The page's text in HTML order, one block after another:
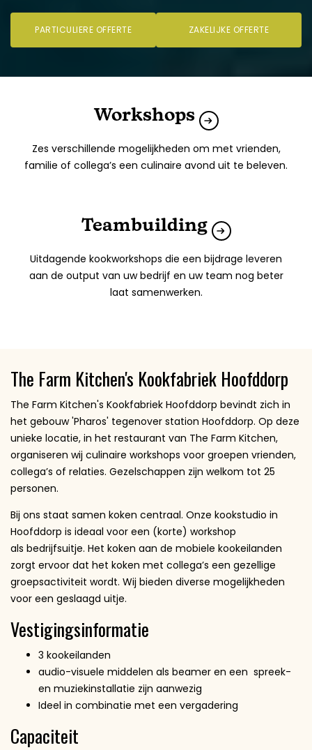
PARTICULIERE OFFERTE ZAKELIJKE OFFERTE
Workshops
Zes verschillende mogelijkheden om met vrienden,
familie of collega’s een culinaire avond uit te beleven.
Teambuilding
Uitdagende kookworkshops die een bijdrage leveren
aan de output van uw bedrijf en uw team nog beter
laat samenwerken.
The Farm Kitchen's Kookfabriek Hoofddorp
The Farm Kitchen's Kookfabriek Hoofddorp bevindt zich in
het gebouw 'Pharos' tegenover station Hoofddorp. Op deze
unieke locatie, in het restaurant van The Farm Kitchen,
organiseren wij culinaire workshops voor groepen vrienden,
collega’s of relaties. Gezelschappen zijn welkom tot 25
personen.
Bij ons staat samen koken centraal. Onze kookstudio in
Hoofddorp is ideaal voor een (korte) workshop
als bedrijfsuitje. Het koken aan de mobiele kookeilanden
zorgt ervoor dat het koken met collega’s een gezellige
groepsactiviteit wordt. Wij bieden diverse mogelijkheden
voor een geslaagd uitje.
Vestigingsinformatie
3 kookeilanden
audio-visuele middelen als beamer en een spreek-
en muziekinstallatie zijn aanwezig
Ideel in combinatie met een vergadering
Capaciteit